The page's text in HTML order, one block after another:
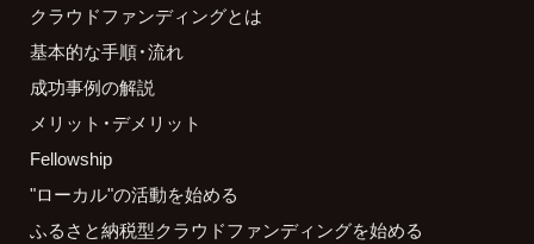
クラウドファンディングとは
基本的な手順・流れ
成功事例の解説
メリット・デメリット
Fellowship
"ローカル"の活動を始める
ふるさと納税型クラウドファンディングを始める